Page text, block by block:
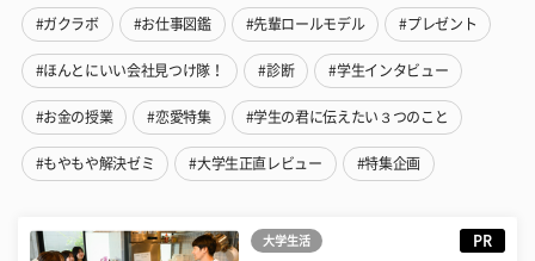
#ガクラボ #お仕事図鑑 #先輩ロールモデル #プレゼント
#ほんとにいい会社見つけ隊！ #診断 #学生インタビュー
#お金の授業 #恋愛特集 #学生の君に伝えたい３つのこと
#もやもや解決ゼミ #大学生正直レビュー #特集企画
大学生活 PR